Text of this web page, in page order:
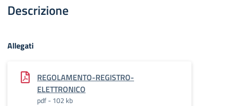
Descrizione
Allegati
REGOLAMENTO-REGISTRO-
ELETTRONICO
pdf - 102 kb